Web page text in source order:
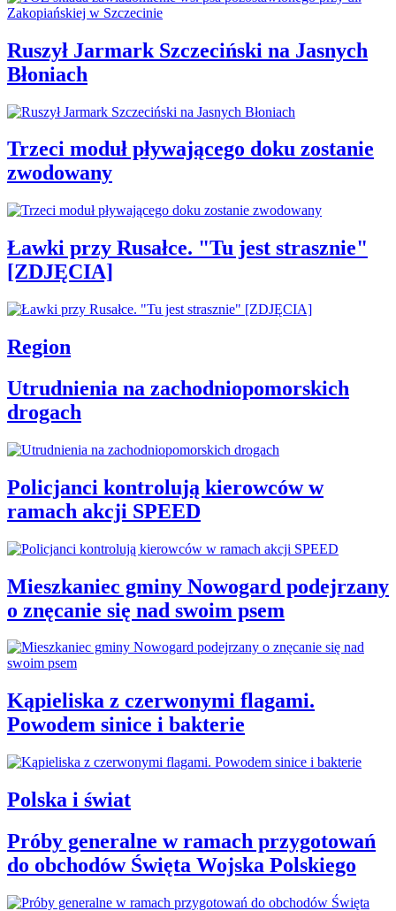
Ruszył Jarmark Szczeciński na Jasnych
Błoniach
Trzeci moduł pływającego doku zostanie
zwodowany
Ławki przy Rusałce. "Tu jest strasznie"
[ZDJĘCIA]
Region
Utrudnienia na zachodniopomorskich
drogach
Policjanci kontrolują kierowców w
ramach akcji SPEED
Mieszkaniec gminy Nowogard podejrzany
o znęcanie się nad swoim psem
Kąpieliska z czerwonymi flagami.
Powodem sinice i bakterie
Polska i świat
Próby generalne w ramach przygotowań
do obchodów Święta Wojska Polskiego